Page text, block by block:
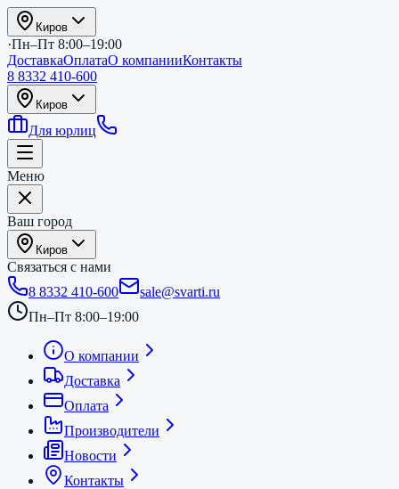
Киров
·Пн–Пт 8:00–19:00
ДоставкаОплатаО компанииКонтакты
8 8332 410-600
Киров
Для юрлиц
Меню
Ваш город
Киров
Связаться с нами
8 8332 410-600
sale@svarti.ru
Пн–Пт 8:00–19:00
О компании
Доставка
Оплата
Производители
Новости
Контакты